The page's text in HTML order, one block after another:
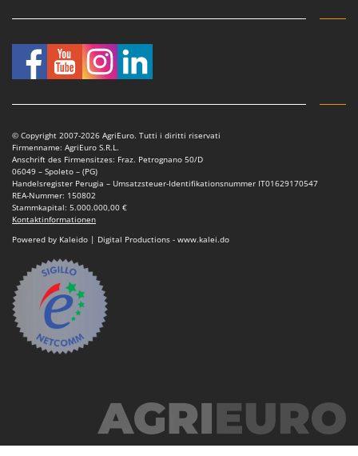
© Copyright 2007-2026 AgriEuro. Tutti i diritti riservati
Firmenname: AgriEuro S.R.L.
Anschrift des Firmensitzes: Fraz. Petrognano 50/D
06049 – Spoleto – (PG)
Handelsregister Perugia – Umsatzsteuer-Identifikationsnummer IT01629170547
REA-Nummer: 150802
Stammkapital: 5.000.000,00 €
Kontaktinformationen
Powered by Kaleido | Digital Productions - www.kalei.do